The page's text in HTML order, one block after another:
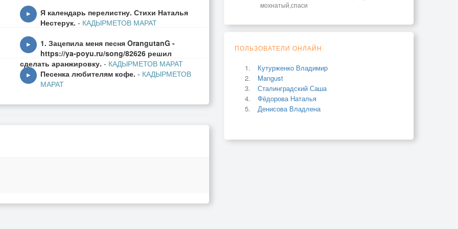
▶
Я календарь перелистну. Стихи Наталья
Нестерук. - КАДЫРМЕТОВ МАРАТ
▶
1. Зацепила меня песня OrangutanG -
https://ya-poyu.ru/song/82626 решил
сделать аранжировку. - КАДЫРМЕТОВ МАРАТ
▶ Песенка любителям кофе. - КАДЫРМЕТОВ
МАРАТ
мохнатый,спаси
ПОЛЬЗОВАТЕЛИ ОНЛАЙН
Кутурженко Владимир
Mangust
Сталинградский Саша
Фёдорова Наталья
Денисова Владлена